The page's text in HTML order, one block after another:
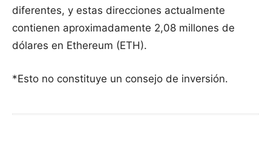
diferentes, y estas direcciones actualmente
contienen aproximadamente 2,08 millones de
dólares en Ethereum (ETH).
*Esto no constituye un consejo de inversión.